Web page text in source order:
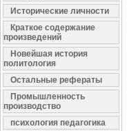
Исторические личности
Краткое содержание
произведений
Новейшая история
политология
Остальные рефераты
Промышленность
производство
психология педагогика